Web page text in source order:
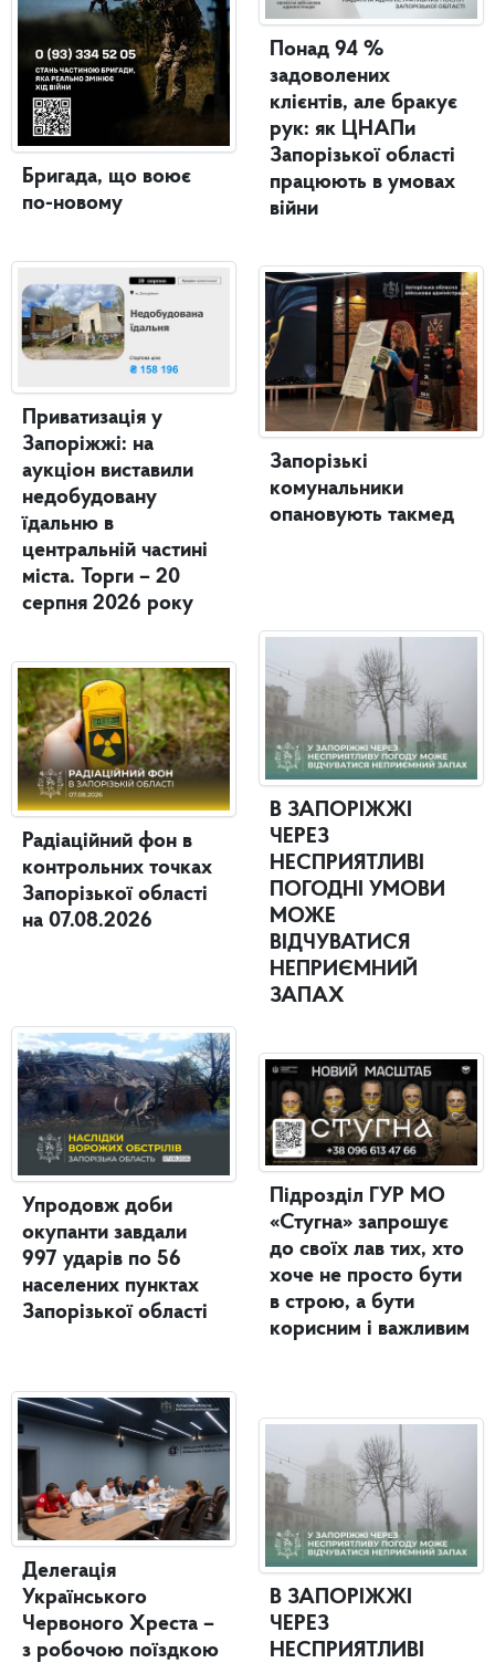
Бригада, що воює
по-новому
Приватизація у
Запоріжжі: на
аукціон виставили
недобудовану
їдальню в
центральній частині
міста. Торги – 20
серпня 2026 року
Радіаційний фон в
контрольних точках
Запорізької області
на 07.08.2026
Упродовж доби
окупанти завдали
997 ударів по 56
населених пунктах
Запорізької області
Делегація
Українського
Червоного Хреста –
з робочою поїздкою
Понад 94 %
задоволених
клієнтів, але бракує
рук: як ЦНАПи
Запорізької області
працюють в умовах
війни
Запорізькі
комунальники
опановують такмед
В ЗАПОРІЖЖІ
ЧЕРЕЗ
НЕСПРИЯТЛИВІ
ПОГОДНІ УМОВИ
МОЖЕ
ВІДЧУВАТИСЯ
НЕПРИЄМНИЙ
ЗАПАХ
Підрозділ ГУР МО
«Стугна» запрошує
до своїх лав тих, хто
хоче не просто бути
в строю, а бути
корисним і важливим
В ЗАПОРІЖЖІ
ЧЕРЕЗ
НЕСПРИЯТЛИВІ